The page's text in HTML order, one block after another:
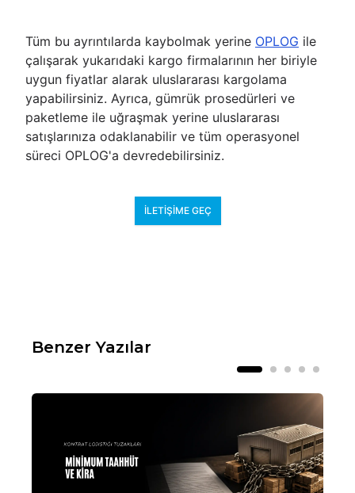
Tüm bu ayrıntılarda kaybolmak yerine OPLOG ile
çalışarak yukarıdaki kargo firmalarının her biriyle
uygun fiyatlar alarak uluslararası kargolama
yapabilirsiniz. Ayrıca, gümrük prosedürleri ve
paketleme ile uğraşmak yerine uluslararası
satışlarınıza odaklanabilir ve tüm operasyonel
süreci OPLOG'a devredebilirsiniz.
İLETIŞIME GEÇ
Benzer Yazılar